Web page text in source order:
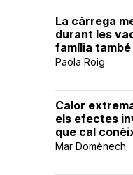
La càrrega
durant les
família
Paola Roig
Calor
els efectes
que cal
Mar Domènech